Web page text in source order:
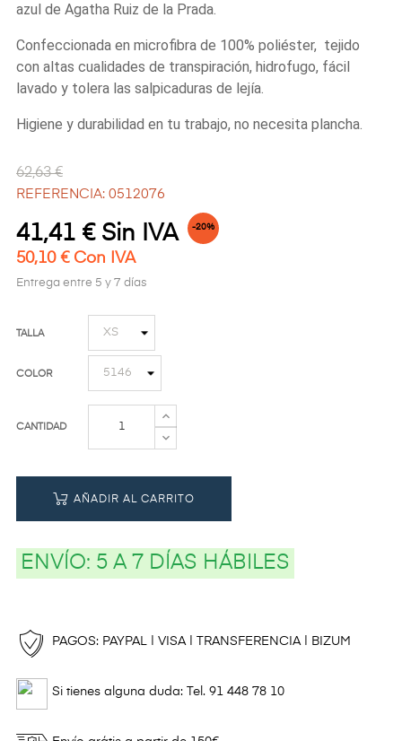
azul de Agatha Ruiz de la Prada.
Confeccionada en microfibra de 100% poliéster, tejido
con altas cualidades de transpiración, hidrofugo, fácil
lavado y tolera las salpicaduras de lejía.
Higiene y durabilidad en tu trabajo, no necesita plancha.
62,63 €
REFERENCIA: 0512076
41,41 € Sin IVA -20%
50,10 € Con IVA
Entrega entre 5 y 7 días
TALLA
COLOR
CANTIDAD
AÑADIR AL CARRITO
ENVÍO: 5 A 7 DÍAS HÁBILES
PAGOS: PAYPAL | VISA | TRANSFERENCIA | BIZUM
Si tienes alguna duda: Tel. 91 448 78 10